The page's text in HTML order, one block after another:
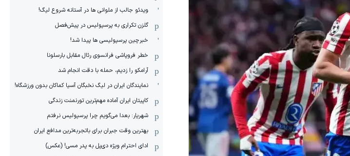
ویدئو جالب از ملوانی ها در آستانه شروع لیگ!
گلزن تکراری به پرسپولیس در پیش‌فصل
خبرچین پرسپولیسی ها پیدا شد!
خطر فروپاشی فرانسوی رئال مقابل بارسلونا
آرامکو را زدیم، حمله با دقت انجام شد
نمایندگان ایران در لیگ نخبگان آسیا کماکان بدون ورزشگاه!
کاپیتان ایران آماده مهم‌ترین تورنمنت زندگی
شهریار: بعدا می‌گویم چرا پرسپولیس نرفتم
بهترین وقت جبران برای باتجربه‌ترین مدافع ایران
ادای احترام ویژه دی‌پل به پدر مسی! (عکس)